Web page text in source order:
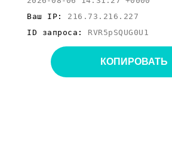
Ваш IP: 216.73.216.227
ID запроса: RVR5pSQUG0U1
КОПИРОВАТЬ